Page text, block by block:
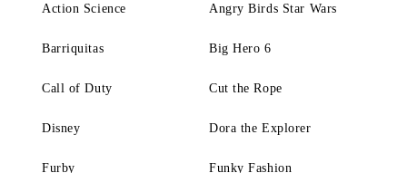
Action Science Angry Birds Star Wars
Barriquitas Big Hero 6
Call of Duty Cut the Rope
Disney Dora the Explorer
Furby Funky Fashion